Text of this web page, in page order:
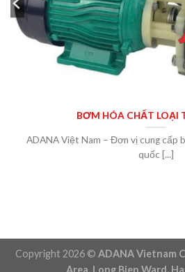
BƠM HÓA CHẤT LOẠI
ADANA Việt Nam – Đơn vị cung cấp
quốc [...]
Copyright 2026 © ADANA Vietnam
Area, Long Bien Ward,